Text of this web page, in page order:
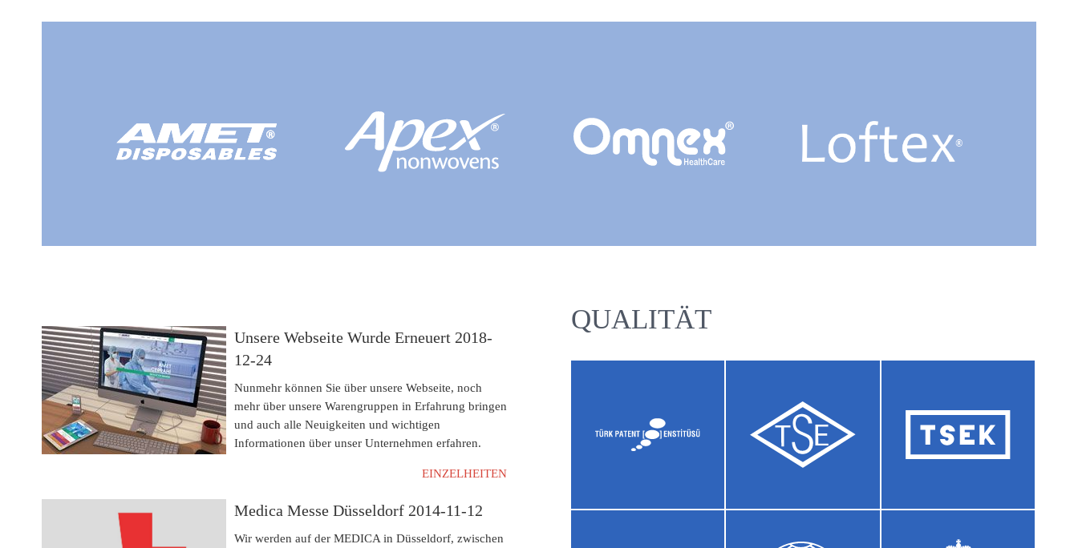
Unsere Webseite Wurde Erneuert 2018-
12-24
Nunmehr können Sie über unsere Webseite, noch
mehr über unsere Warengruppen in Erfahrung bringen
und auch alle Neuigkeiten und wichtigen
Informationen über unser Unternehmen erfahren.
EINZELHEITEN
Medica Messe Düsseldorf 2014-11-12
Wir werden auf der MEDICA in Düsseldorf, zwischen
QUALITÄT